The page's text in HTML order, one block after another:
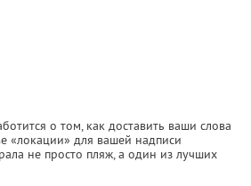
о том, как доставить ваши слова
«локации» для вашей надписи
не просто пляж, а один из лучших